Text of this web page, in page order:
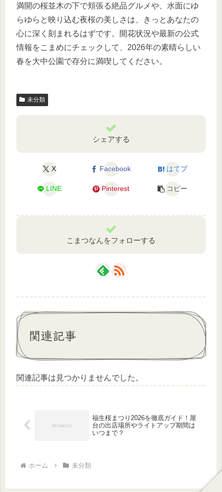
満開の桜並木の下で頬張る絶品グルメや、水面にゆ
らゆらと映り込む夜桜の美しさは、きっとあなたの
心に深く刻まれるはずです。開花状況や最新の公式
情報をこまめにチェックして、2026年の素晴らしい
春を大中公園で存分に満喫してください。
未分類
シェアする
X Facebook はてブ
LINE Pinterest コピー
こまつなんをフォローする
関連記事
関連記事は見つかりませんでした。
福生桜まつり2026を徹底ガイド！屋
台の出店場所やライトアップ期間は
いつまで？
ホーム 未分類